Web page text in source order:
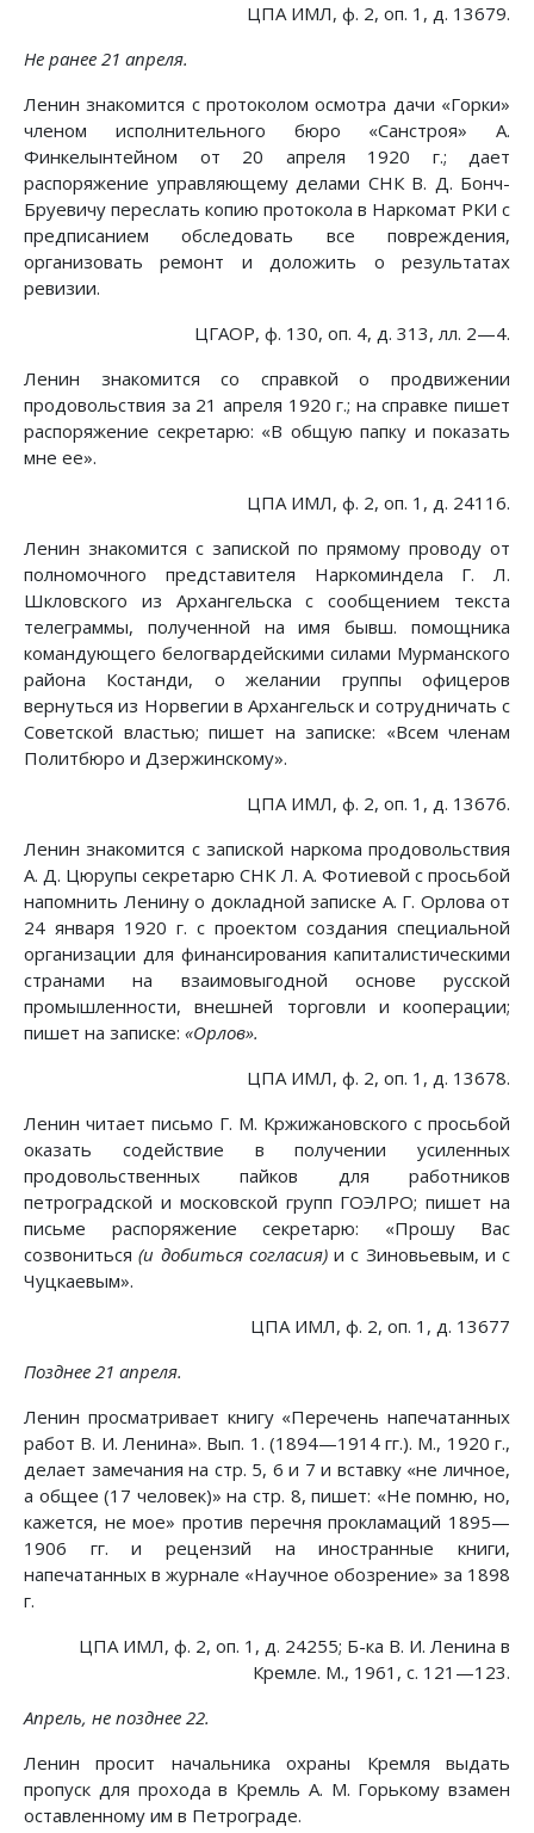
ЦПА ИМЛ, ф. 2, оп. 1, д. 13679.
Не ранее 21 апреля.
Ленин знакомится с протоколом осмотра дачи «Горки»
членом исполнительного бюро «Санстроя» А.
Финкелынтейном от 20 апреля 1920 г.; дает
распоряжение управляющему делами СНК В. Д. Бонч-
Бруевичу переслать копию протокола в Наркомат РКИ с
предписанием обследовать все повреждения,
организовать ремонт и доложить о результатах
ревизии.
ЦГАОР, ф. 130, оп. 4, д. 313, лл. 2—4.
Ленин знакомится со справкой о продвижении
продовольствия за 21 апреля 1920 г.; на справке пишет
распоряжение секретарю: «В общую папку и показать
мне ее».
ЦПА ИМЛ, ф. 2, оп. 1, д. 24116.
Ленин знакомится с запиской по прямому проводу от
полномочного представителя Наркоминдела Г. Л.
Шкловского из Архангельска с сообщением текста
телеграммы, полученной на имя бывш. помощника
командующего белогвардейскими силами Мурманского
района Костанди, о желании группы офицеров
вернуться из Норвегии в Архангельск и сотрудничать с
Советской властью; пишет на записке: «Всем членам
Политбюро и Дзержинскому».
ЦПА ИМЛ, ф. 2, оп. 1, д. 13676.
Ленин знакомится с запиской наркома продовольствия
А. Д. Цюрупы секретарю СНК Л. А. Фотиевой с просьбой
напомнить Ленину о докладной записке А. Г. Орлова от
24 января 1920 г. с проектом создания специальной
организации для финансирования капиталистическими
странами на взаимовыгодной основе русской
промышленности, внешней торговли и кооперации;
пишет на записке: «Орлов».
ЦПА ИМЛ, ф. 2, оп. 1, д. 13678.
Ленин читает письмо Г. М. Кржижановского с просьбой
оказать содействие в получении усиленных
продовольственных пайков для работников
петроградской и московской групп ГОЭЛРО; пишет на
письме распоряжение секретарю: «Прошу Вас
созвониться(и добиться согласия) и с Зиновьевым, и с
Чуцкаевым».
ЦПА ИМЛ, ф. 2, оп. 1, д. 13677
Позднее 21 апреля.
Ленин просматривает книгу «Перечень напечатанных
работ В. И. Ленина». Вып. 1. (1894—1914 гг.). М., 1920 г.,
делает замечания на стр. 5, 6 и 7 и вставку «не личное,
а общее (17 человек)» на стр. 8, пишет: «Не помню, но,
кажется, не мое» против перечня прокламаций 1895—
1906 гг. и рецензий на иностранные книги,
напечатанных в журнале «Научное обозрение» за 1898
г.
ЦПА ИМЛ, ф. 2, оп. 1, д. 24255; Б-ка В. И. Ленина в
Кремле. М., 1961, с. 121—123.
Апрель, не позднее 22.
Ленин просит начальника охраны Кремля выдать
пропуск для прохода в Кремль А. М. Горькому взамен
оставленному им в Петрограде.